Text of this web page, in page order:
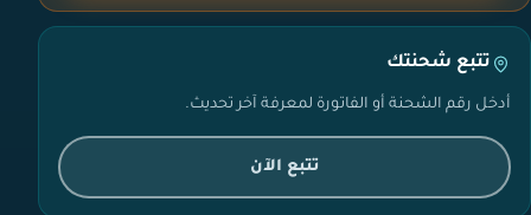
تتبع شحنتك
أدخل رقم الشحنة أو الفاتورة لمعرفة آخر تحديث.
تتبع الآن